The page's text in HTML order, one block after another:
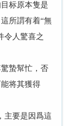
标原本隻是
所謂有着“無
令人驚喜之
蟄幫忙，否
将其獲得
要是因爲這